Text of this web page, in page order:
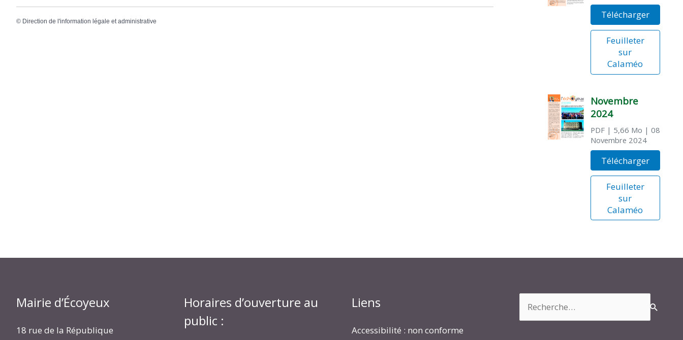
© Direction de l'information légale et administrative
Télécharger
Feuilleter
sur
Calaméo
Novembre
2024
PDF| 5,66 Mo | 08
Novembre 2024
Télécharger
Feuilleter
sur
Calaméo
Mairie d’Écoyeux
18 rue de la République
Horaires d’ouverture au
public :
Liens
Accessibilité : non conforme